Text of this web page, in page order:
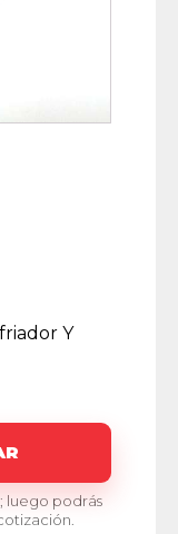
Y
luego podrás